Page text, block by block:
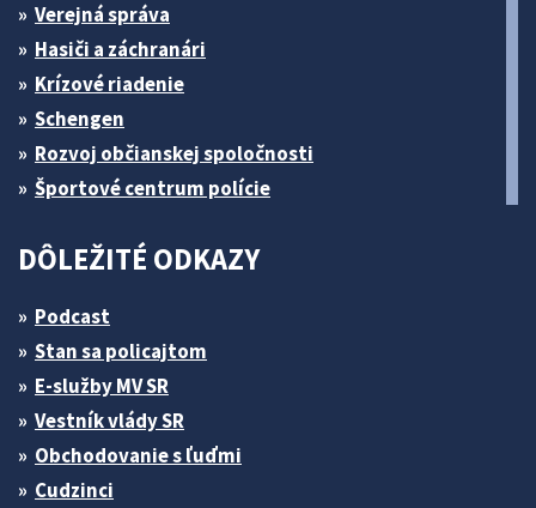
Verejná správa
Hasiči a záchranári
Krízové riadenie
Schengen
Rozvoj občianskej spoločnosti
Športové centrum polície
DÔLEŽITÉ ODKAZY
Podcast
Stan sa policajtom
E-služby MV SR
Vestník vlády SR
Obchodovanie s ľuďmi
Cudzinci